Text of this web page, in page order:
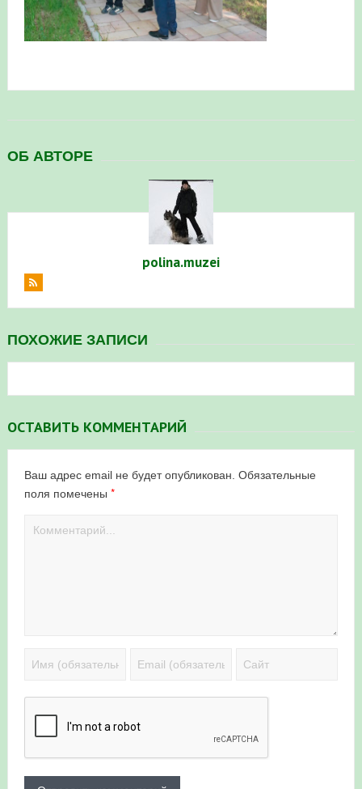
в Республике Башкортостан в 2026 году
ОБ АВТОРЕ
polina.muzei
ПОХОЖИЕ ЗАПИСИ
ОСТАВИТЬ КОММЕНТАРИЙ
Ваш адрес email не будет опубликован. Обязательные
поля помечены *